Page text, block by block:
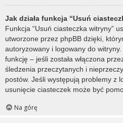
Jak działa funkcja “Usuń
Funkcja “Usuń ciasteczka witryny”
utworzone przez phpBB dzięki,
autoryzowany i logowany do
funkcję – jeśli została włączona
śledzenia przeczytanych i
postów. Jeśli występują problemy z
usunięcie ciasteczek może być
Na górę